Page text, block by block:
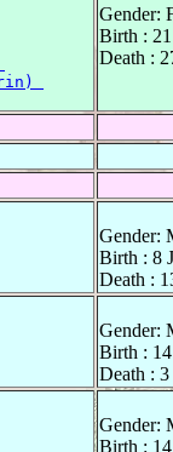
Gender:
Birth :
Death :
Gender:
Birth : 8
Death :
Gender:
Birth :
Death :
Gender:
Birth :